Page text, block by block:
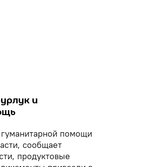
и
помощи
сообщает
продуктовые